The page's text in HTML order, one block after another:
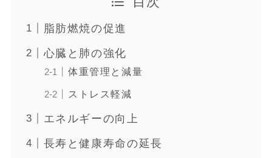
脂肪燃焼の促進
心臓と肺の強化
体重管理と減量
ストレス軽減
エネルギーの向上
長寿と健康寿命の延長